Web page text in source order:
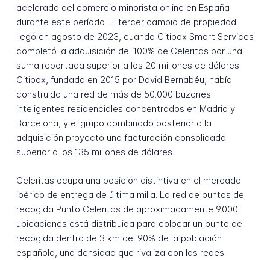
acelerado del comercio minorista online en España
durante este período. El tercer cambio de propiedad
llegó en agosto de 2023, cuando Citibox Smart Services
completó la adquisición del 100% de Celeritas por una
suma reportada superior a los 20 millones de dólares.
Citibox, fundada en 2015 por David Bernabéu, había
construido una red de más de 50.000 buzones
inteligentes residenciales concentrados en Madrid y
Barcelona, y el grupo combinado posterior a la
adquisición proyectó una facturación consolidada
superior a los 135 millones de dólares.
Celeritas ocupa una posición distintiva en el mercado
ibérico de entrega de última milla. La red de puntos de
recogida Punto Celeritas de aproximadamente 9.000
ubicaciones está distribuida para colocar un punto de
recogida dentro de 3 km del 90% de la población
española, una densidad que rivaliza con las redes